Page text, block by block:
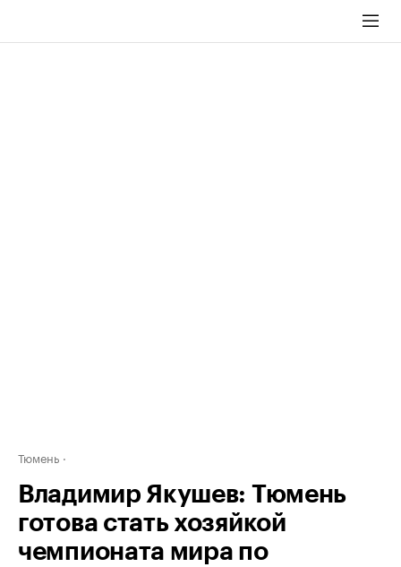
Тюмень
Владимир Якушев: Тюмень
готова стать хозяйкой
чемпионата мира по